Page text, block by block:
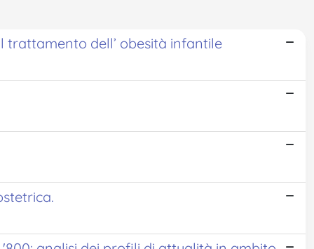
trattamento dell’ obesità infantile